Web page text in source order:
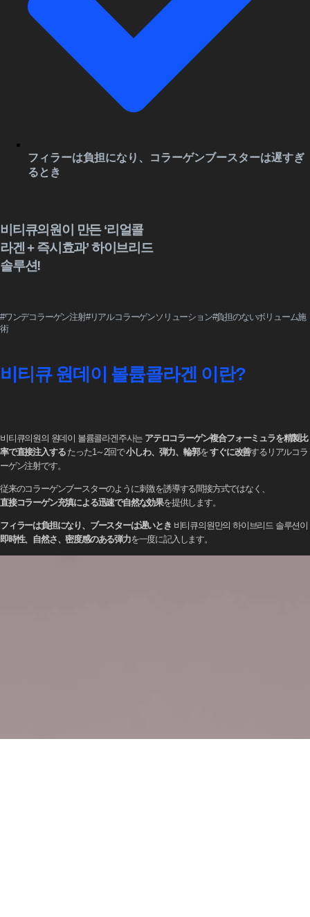
フィラーは負担になり、コラーゲンブースターは遅すぎ
るとき
비티큐의원이 만든 ‘리얼콜
라겐 + 즉시효과’ 하이브리드
솔루션!
#ワンデコラーゲン注射#リアルコラーゲンソリューション#負担のないボリューム施
術
비티큐 원데이 볼륨콜라겐 이란?
비티큐의원의 원데이 볼륨콜라겐주사는 アテロコラーゲン複合フォーミュラを精製比
率で直接注入する たった1～2回で小しわ、弾力、輪郭をすぐに改善するリアルコラ
ーゲン注射です。
従来のコラーゲンブースターのように刺激を誘導する間接方式ではなく、
直接コラーゲン充填による迅速で自然な効果を提供します。
フィラーは負担になり、ブースターは遅いとき 비티큐의원만의 하이브리드 솔루션이
即時性、自然さ、密度感のある弾力を一度に記入します。